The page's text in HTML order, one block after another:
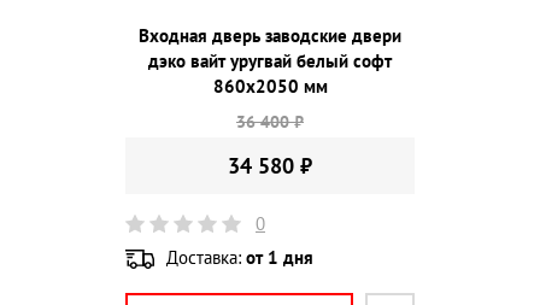
Входная дверь заводские двери
дэко вайт уругвай белый софт
860х2050 мм
36 400 ₽
34 580 ₽
0
Доставка: от 1 дня